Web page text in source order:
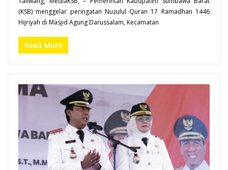
(KSB) menggelar peringatan Nuzulul Quran 17 Ramadhan 1446
Hijriyah di Masjid Agung Darussalam, Kecamatan
Read More